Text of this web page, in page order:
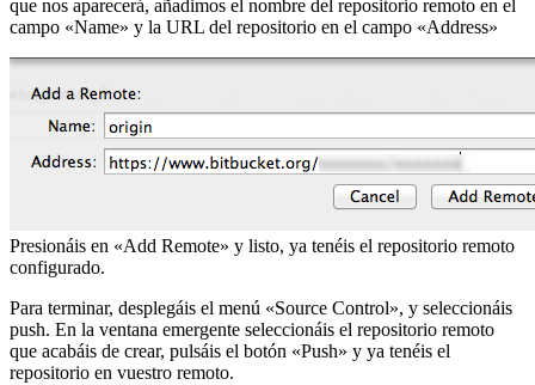
que nos aparecerá, añadimos el nombre del repositorio remoto en el
campo «Name» y la URL del repositorio en el campo «Address»
Presionáis en «Add Remote» y listo, ya tenéis el repositorio remoto
configurado.
Para terminar, desplegáis el menú «Source Control», y seleccionáis
push. En la ventana emergente seleccionáis el repositorio remoto
que acabáis de crear, pulsáis el botón «Push» y ya tenéis el
repositorio en vuestro remoto.